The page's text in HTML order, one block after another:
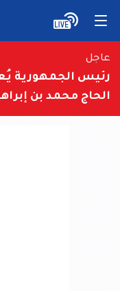
عاجل
رئيس الجمهورية
الحاج محمد بن